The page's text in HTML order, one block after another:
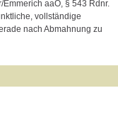
aaO, § 543 Rdnr.
vollständige
nach Abmahnung zu